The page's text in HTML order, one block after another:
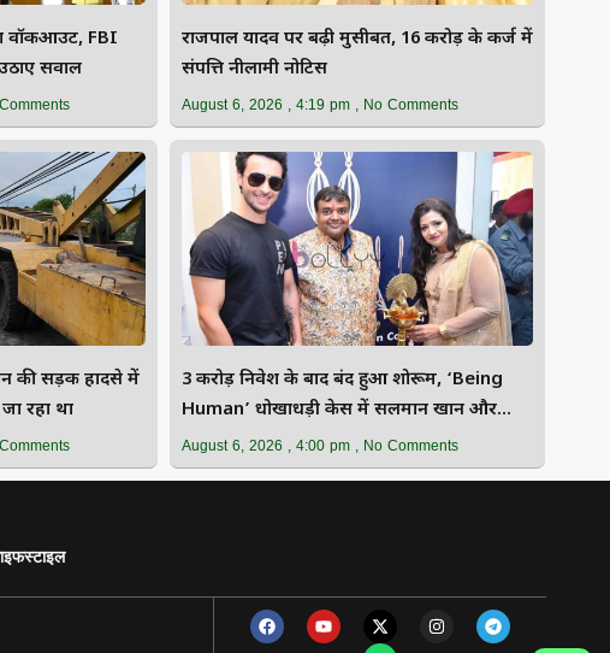
वॉकआउट, FBI
उठाए सवाल
राजपाल यादव पर बढ़ी मुसीबत, 16 करोड़ के कर्ज में
संपत्ति नीलामी नोटिस
August 6, 2026 4:19 pm No Comments
की सड़क हादसे में
रहा था
₹3 करोड़ निवेश के बाद बंद हुआ शोरूम, ‘Being
Human’ धोखाधड़ी केस में सलमान खान और
बहन कोर्ट तलब
August 6, 2026 4:00 pm No Comments